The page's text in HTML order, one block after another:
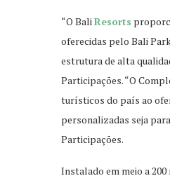
“O BaliResorts
oferecidas pelo Bali
estrutura de alta
Participações. “O
turísticos do país ao
personalizadas seja
Participações.
Instalado em meio a